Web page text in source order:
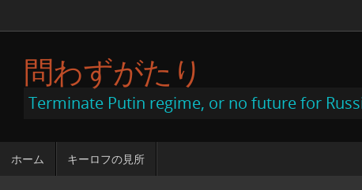
問わずがたり
Terminate Putin regime, or no future for
ホーム キーロフの見所